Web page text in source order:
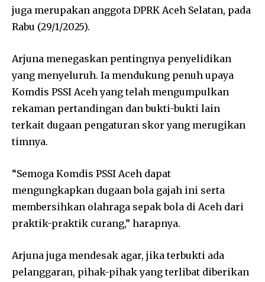
juga merupakan anggota DPRK Aceh Selatan, pada
Rabu (29/1/2025).
Arjuna menegaskan pentingnya penyelidikan
yang menyeluruh. Ia mendukung penuh upaya
Komdis PSSI Aceh yang telah mengumpulkan
rekaman pertandingan dan bukti-bukti lain
terkait dugaan pengaturan skor yang merugikan
timnya.
“Semoga Komdis PSSI Aceh dapat
mengungkapkan dugaan bola gajah ini serta
membersihkan olahraga sepak bola di Aceh dari
praktik-praktik curang,” harapnya.
Arjuna juga mendesak agar, jika terbukti ada
pelanggaran, pihak-pihak yang terlibat diberikan